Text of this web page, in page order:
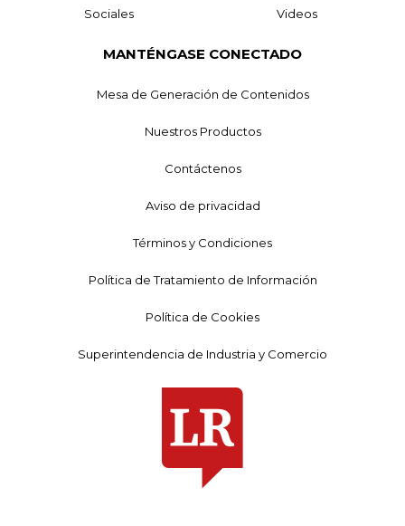
Sociales Videos
MANTÉNGASE CONECTADO
Mesa de Generación de Contenidos
Nuestros Productos
Contáctenos
Aviso de privacidad
Términos y Condiciones
Política de Tratamiento de Información
Política de Cookies
Superintendencia de Industria y Comercio